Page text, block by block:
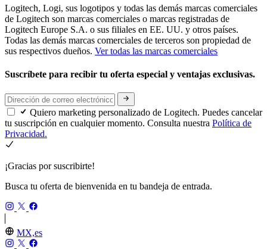
Logitech, Logi, sus logotipos y todas las demás marcas comerciales
de Logitech son marcas comerciales o marcas registradas de
Logitech Europe S.A. o sus filiales en EE. UU. y otros países.
Todas las demás marcas comerciales de terceros son propiedad de
sus respectivos dueños. Ver todas las marcas comerciales
Suscríbete para recibir tu oferta especial y ventajas exclusivas.
Quiero marketing personalizado de Logitech. Puedes cancelar
tu suscripción en cualquier momento. Consulta nuestra Política de
Privacidad.
¡Gracias por suscribirte!
Busca tu oferta de bienvenida en tu bandeja de entrada.
MX,es